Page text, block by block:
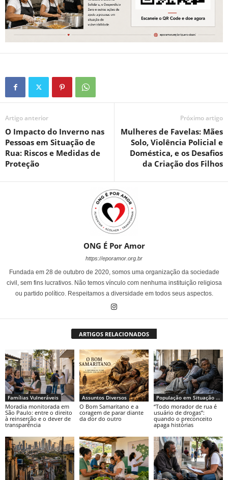
Artigo anterior
O Impacto do Inverno nas
Pessoas em Situação de
Rua: Riscos e Medidas de
Proteção
Próximo artigo
Mulheres de Favelas: Mães
Solo, Violência Policial e
Doméstica, e os Desafios
da Criação dos Filhos
ONG É Por Amor
https://eporamor.org.br
Fundada em 28 de outubro de 2020, somos uma organização da sociedade
civil, sem fins lucrativos. Não temos vínculo com nenhuma instituição religiosa
ou partido político. Respeitamos a diversidade em todos seus aspectos.
ARTIGOS RELACIONADOS
Famílias Vulneráveis
Moradia monitorada em
São Paulo: entre o direito
à reinserção e o dever de
transparência
Assuntos Diversos
O Bom Samaritano e a
coragem de parar diante
da dor do outro
População em Situação de Rua
“Todo morador de rua é
usuário de drogas”:
quando o preconceito
apaga histórias